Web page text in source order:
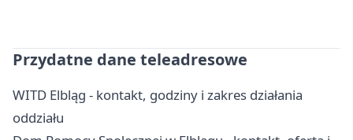
Przydatne dane teleadresowe
WITD Elbląg - kontakt, godziny i zakres działania
oddziału